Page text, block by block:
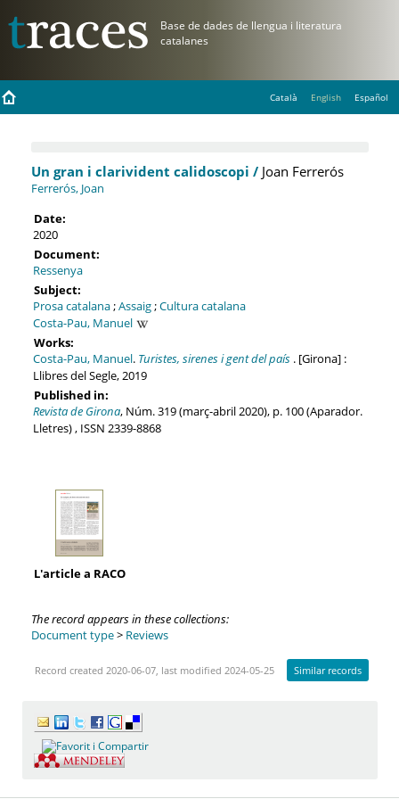
Català English Español
Un gran i clarivident calidoscopi /Joan Ferrerós
Ferrerós, Joan
Date:
2020
Document:
Ressenya
Subject:
Prosa catalana;Assaig;Cultura catalana
Costa-Pau, Manuel
Works:
Costa-Pau, Manuel. Turistes, sirenes i gent del país. [Girona] :
Llibres del Segle, 2019
Published in:
Revista de Girona, Núm. 319 (març-abril 2020), p. 100 (Aparador.
Lletres) , ISSN 2339-8868
L'article a RACO
The record appears in these collections:
Document type> Reviews
Record created 2020-06-07, last modified 2024-05-25 Similar records